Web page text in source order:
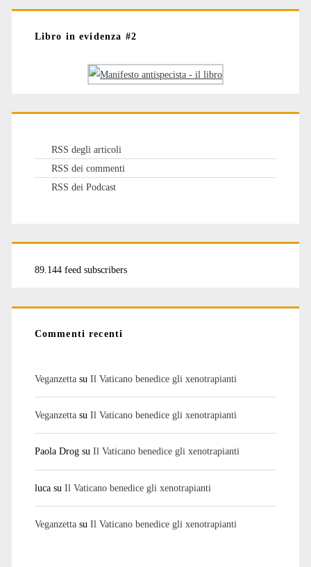
Libro in evidenza #2
RSS degli articoli
RSS dei commenti
RSS dei Podcast
89.144 feed subscribers
Commenti recenti
Veganzettasu Il Vaticano benedice gli xenotrapianti
Veganzettasu Il Vaticano benedice gli xenotrapianti
Paola Drogsu Il Vaticano benedice gli xenotrapianti
lucasu Il Vaticano benedice gli xenotrapianti
Veganzettasu Il Vaticano benedice gli xenotrapianti